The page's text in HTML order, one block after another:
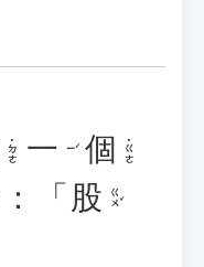
˙ㄉㄜ 一 ㄧˊ 個 ˙ㄍㄜ
：「 股 ㄍㄨˇ